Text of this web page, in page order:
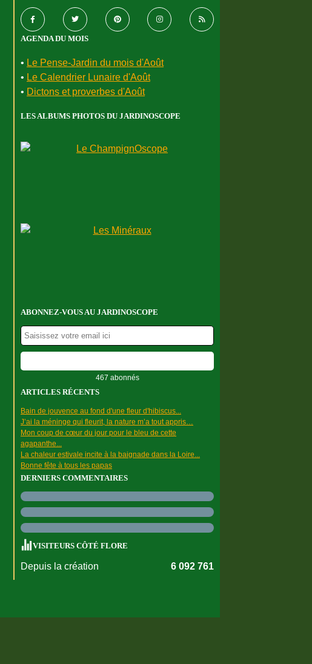
AGENDA DU MOIS
• Le Pense-Jardin du mois d'Août
• Le Calendrier Lunaire d'Août
• Dictons et proverbes d'Août
LES ALBUMS PHOTOS DU JARDINOSCOPE
ABONNEZ-VOUS AU JARDINOSCOPE
467 abonnés
ARTICLES RÉCENTS
Bain de jouvence au fond d'une fleur d'hibiscus...
J’ai la méninge qui fleurit, la nature m’a tout appris…
Mon coup de cœur du jour pour le bleu de cette
agapanthe...
La chaleur estivale incite à la baignade dans la Loire...
Bonne fête à tous les papas
DERNIERS COMMENTAIRES
VISITEURS CÔTÉ FLORE
Depuis la création 6 092 761